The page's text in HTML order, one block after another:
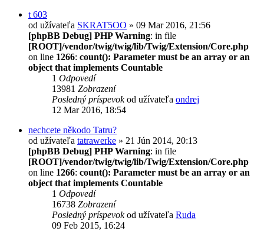
t 603
od užívateľa SKRAT5OO » 09 Mar 2016, 21:56
[phpBB Debug] PHP Warning: in file
[ROOT]/vendor/twig/twig/lib/Twig/Extension/Core.php
on line 1266: count(): Parameter must be an array or an
object that implements Countable
1 Odpovedí
13981 Zobrazení
Posledný príspevokod užívateľa ondrej
12 Mar 2016, 18:54
nechcete někodo Tatru?
od užívateľa tatrawerke » 21 Jún 2014, 20:13
[phpBB Debug] PHP Warning: in file
[ROOT]/vendor/twig/twig/lib/Twig/Extension/Core.php
on line 1266: count(): Parameter must be an array or an
object that implements Countable
1 Odpovedí
16738 Zobrazení
Posledný príspevokod užívateľa Ruda
09 Feb 2015, 16:24